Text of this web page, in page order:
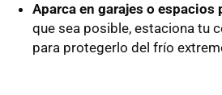
Aparca en garajes o espacios
que sea posible, estaciona tu
para protegerlo del frío